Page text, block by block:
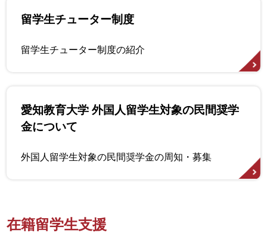
在籍留学生支援
留学生チューター制度
留学生チューター制度の紹介
愛知教育大学 外国人留学生対象の民間奨学
金について
外国人留学生対象の民間奨学金の周知・募集